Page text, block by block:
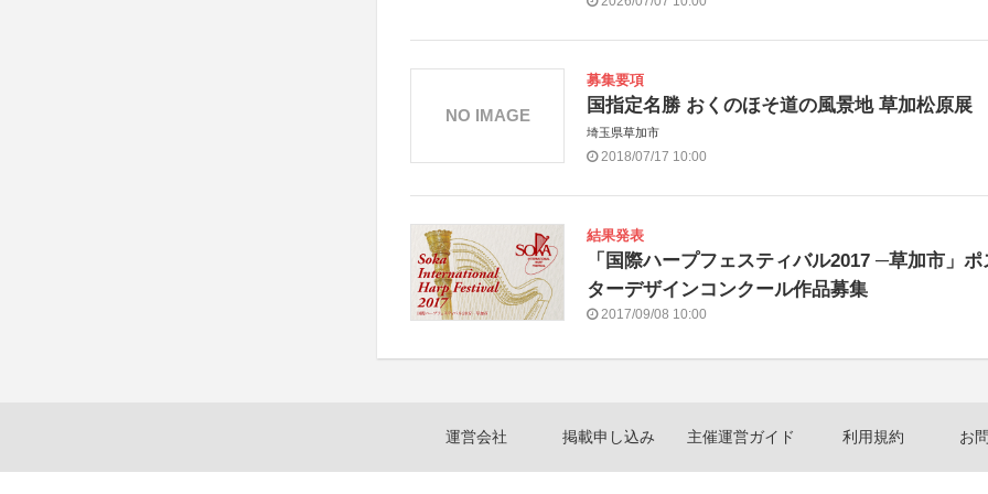
募集要項
国指定名勝 おくのほそ道の風景地 草加松原展
埼玉県草加市
2018/07/17 10:00
NO IMAGE
結果発表
「国際ハープフェスティバル2017 ─草加市」ポ
ターデザインコンクール作品募集
2017/09/08 10:00
運営会社 掲載申し込み 主催運営ガイド 利用規約 お